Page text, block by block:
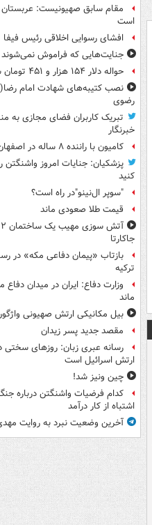
مقام سابق صهیونیست: عربستان
است
افشای رسوایی اخلاقی رئیس فیفا
جنایت‌هایی که فراموش نمی‌شوند
حواله دلار ۱۵۴ هزار و ۴۵۱ تومان شد
نصب کتیبه‌های شهادت امام
رضوی
تبریک کاربران فضای مجازی به
خبرنگار
کامیون با راننده ۸ ساله در اصفهان توقیف شد
پزشکیان: جنایات امروز
کنید
"سوپر ال‌نینو"در راه است؟
قیمت طلا صعودی ماند
جاکارتا
بازتاب «پیمان دفاعی مکه» در
ترکیه
وزارت دفاع: ایران در میدان دفاع
ماند
بیل مکانیکی ارتش صهیونی
مقصد جدید پسر زیدان
رسانه عبری زبان: روزهای سختی
ارتش اسرائیل است
چین ونیز شد!
کدام فرضیات واشنگتن درباره جنگ
اشتباه از کار درآمد
آخرین وضعیت نبرد به روایت